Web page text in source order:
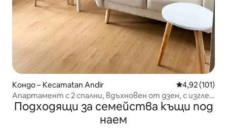
Кондо – Kecamatan Andir Средна
4,92 (101)
Апартамент с 2 спални, вдъхновен от дзен, с изглед
към планината и града
Подходящи за семейства къщи под
наем